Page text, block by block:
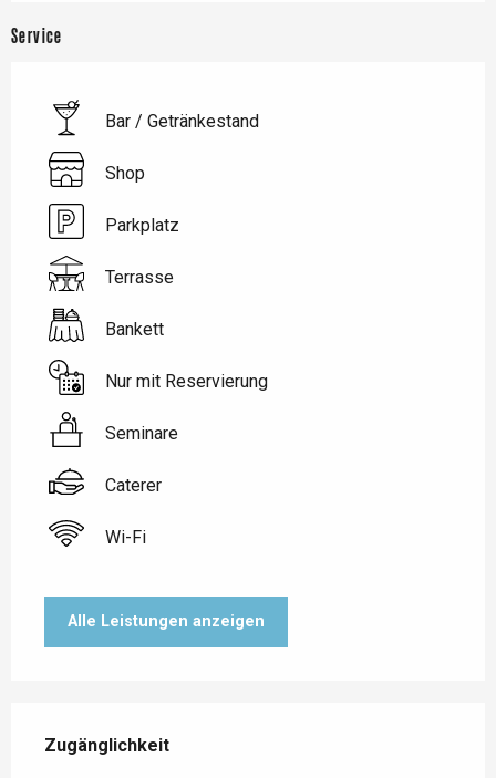
Service
Bar / Getränkestand
Shop
Parkplatz
Terrasse
Bankett
Nur mit Reservierung
Seminare
Caterer
Wi-Fi
Alle Leistungen anzeigen
Zugänglichkeit
Zugänglichkeit